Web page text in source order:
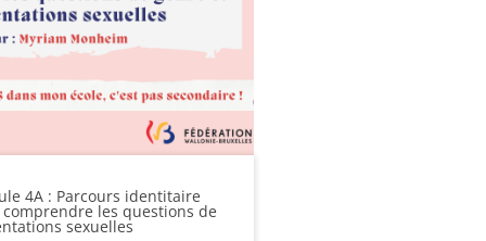
4A : Parcours identitaire
comprendre les questions de
sexuelles